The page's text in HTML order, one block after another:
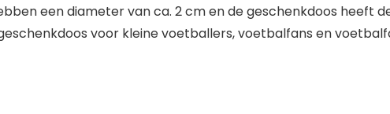
een diameter van ca. 2 cm en de geschenkdoos heeft
voor kleine voetballers, voetbalfans en